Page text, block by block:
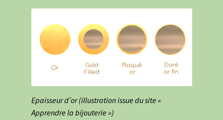
Epaisseur d’or (illustration issue du site «
Apprendre la bijouterie »)